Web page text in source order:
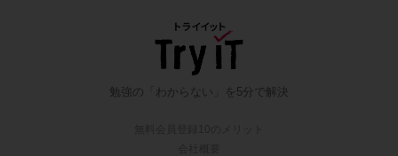
勉強の「わからない」を5分で解決